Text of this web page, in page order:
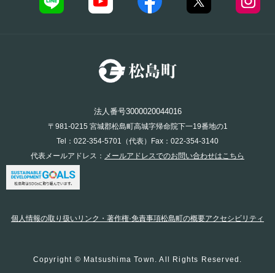
法人番号3000020044016
〒981-0215 宮城郡松島町高城字帰命院下一19番地の1
Tel：022-354-5701（代表）Fax：022-354-3140
代表メールアドレス： メールアドレスでのお問い合わせはこちら
個人情報の取り扱いリンク・著作権·免責事項松島町の概要アクセシビリティ
Copyright © Matsushima Town. All Rights Reserved.